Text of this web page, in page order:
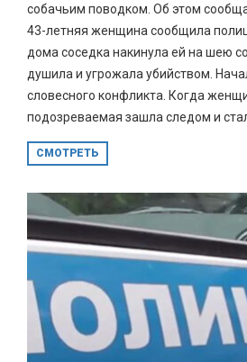
собачьим поводком. Об этом
43-летняя женщина сообщила
дома соседка накинула ей на шею
душила и угрожала убийством.
словесного конфликта. Когда
подозреваемая зашла следом и
СМОТРЕТЬ